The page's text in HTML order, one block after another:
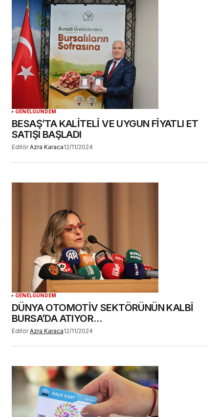
GENELGÜNDEM
BESAŞ’TA KALİTELİ VE UYGUN FİYATLI ET
SATIŞI BAŞLADI
Editör Azra Karaca12/11/2024
GENELGÜNDEM
DÜNYA OTOMOTİV SEKTÖRÜNÜN KALBİ
BURSA’DA ATIYOR…
Editör Azra Karaca12/11/2024